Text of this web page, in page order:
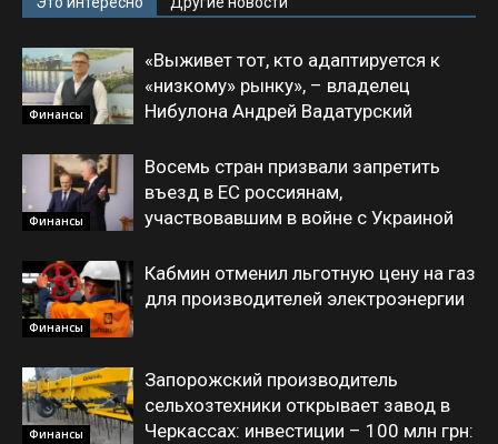
Финансы
«Выживет тот, кто адаптируется к
«низкому» рынку», – владелец
Нибулона Андрей Вадатурский
Финансы
Восемь стран призвали запретить
въезд в ЕС россиянам,
участвовавшим в войне с Украиной
Финансы
Кабмин отменил льготную цену на газ
для производителей электроэнергии
Финансы
Запорожский производитель
сельхозтехники открывает завод в
Черкассах: инвестиции – 100 млн грн: